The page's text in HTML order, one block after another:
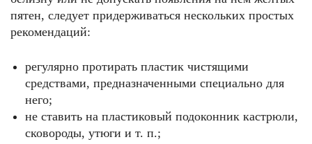
пятен, следует придерживаться нескольких простых
рекомендаций:
регулярно протирать пластик чистящими
средствами, предназначенными специально для
него;
не ставить на пластиковый подоконник кастрюли,
сковороды, утюги и т. п.;